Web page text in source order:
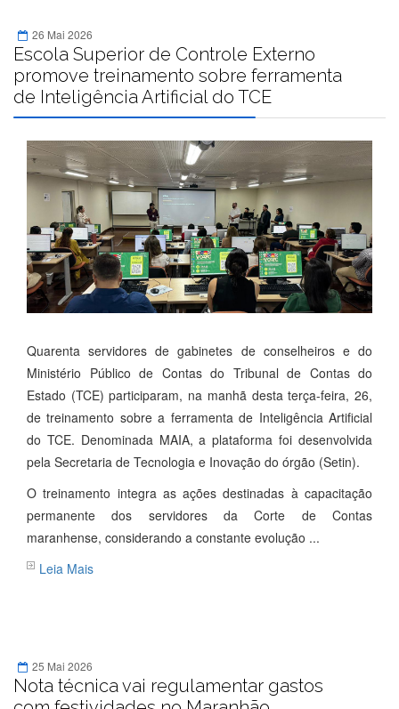
26 Mai 2026
Escola Superior de Controle Externo
promove treinamento sobre ferramenta
de Inteligência Artificial do TCE
Quarenta servidores de gabinetes de conselheiros e do
Ministério Público de Contas do Tribunal de Contas do
Estado (TCE) participaram, na manhã desta terça-feira, 26,
de treinamento sobre a ferramenta de Inteligência Artificial
do TCE. Denominada MAIA, a plataforma foi desenvolvida
pela Secretaria de Tecnologia e Inovação do órgão (Setin).
O treinamento integra as ações destinadas à capacitação
permanente dos servidores da Corte de Contas
maranhense, considerando a constante evolução ...
Leia Mais
25 Mai 2026
Nota técnica vai regulamentar gastos